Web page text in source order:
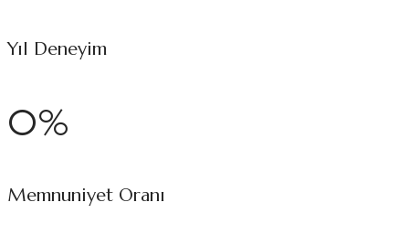
Yıl Deneyim
0%
Memnuniyet Oranı